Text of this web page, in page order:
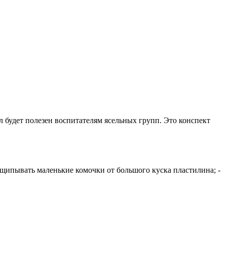
полезен воспитателям ясельных групп. Это конспект
маленькие комочки от большого куска пластилина; -